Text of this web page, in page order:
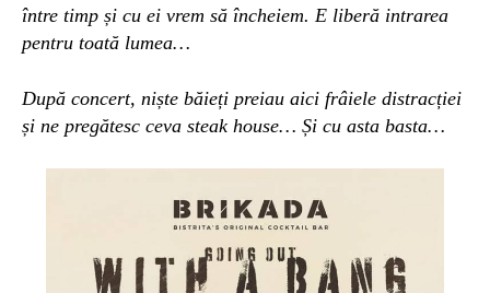
între timp și cu ei vrem să încheiem. E liberă intrarea
pentru toată lumea…
După concert, niște băieți preiau aici frâiele distracției
și ne pregătesc ceva steak house… Și cu asta basta…